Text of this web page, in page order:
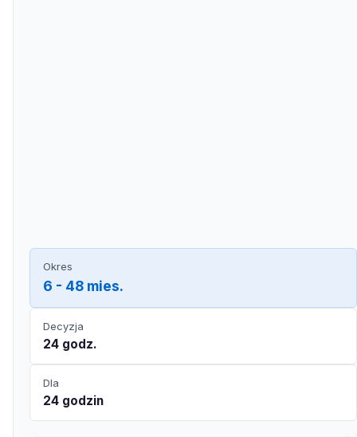
Okres
6 - 48 mies.
Decyzja
24 godz.
Dla
24 godzin